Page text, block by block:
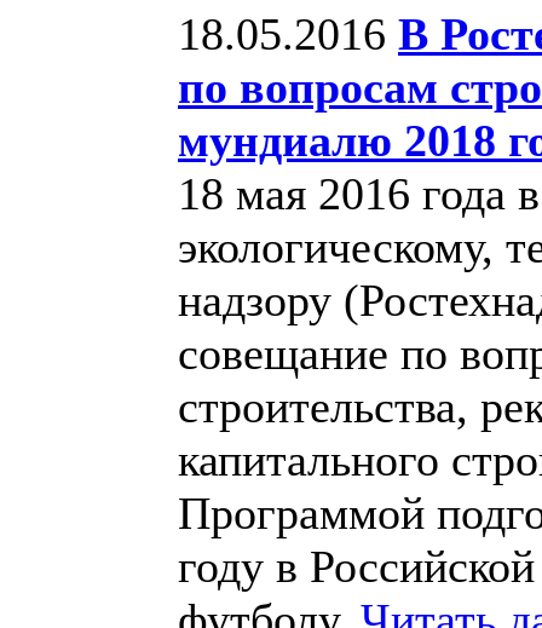
18.05.2016 В
по вопросам
мундиалю 2018
18 мая 2016 года
экологическому,
надзору
совещание по
строительства,
капитального
Программой
году в